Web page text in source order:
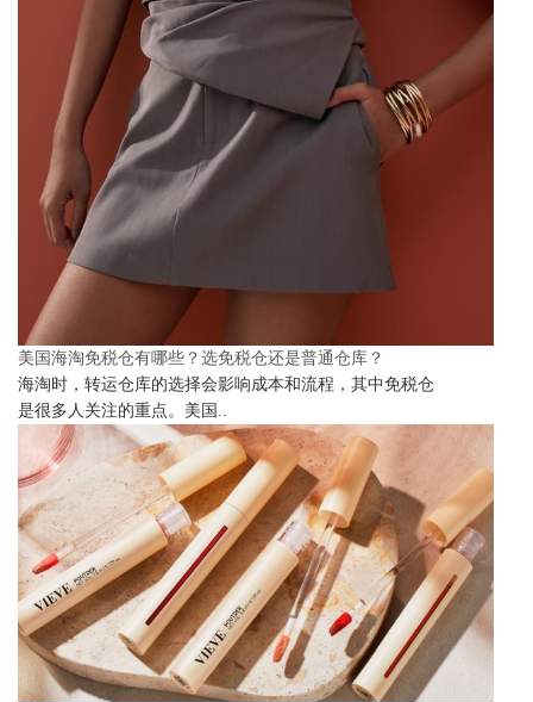
美国海淘免税仓有哪些？选免税仓还是普通仓库？
海淘时，转运仓库的选择会影响成本和流程，其中免税仓
是很多人关注的重点。美国..